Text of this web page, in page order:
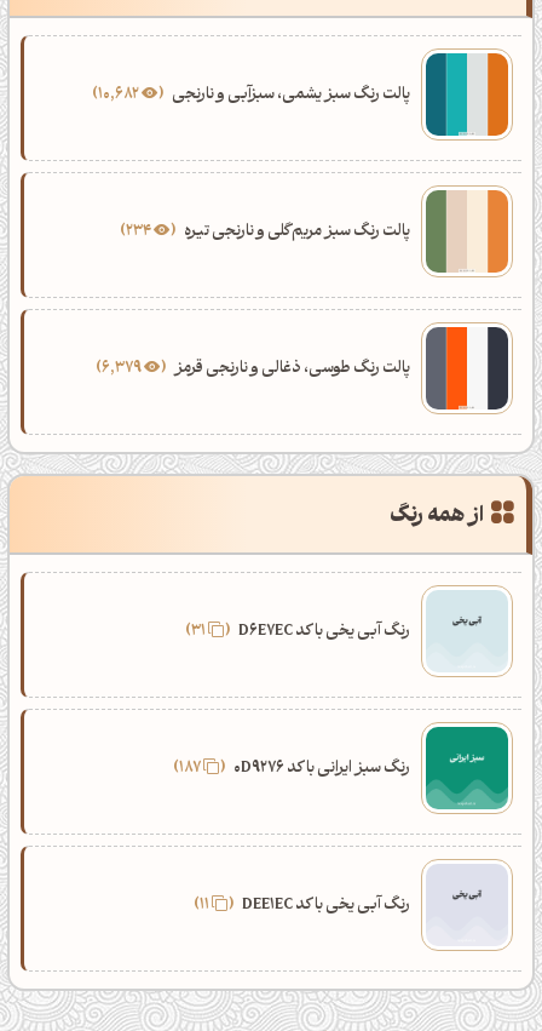
پالت رنگ سبز یشمی، سبزآبی و نارنجی 10,682
پالت رنگ سبز مریم‌گلی و نارنجی تیره 234
پالت رنگ طوسی، ذغالی و نارنجی قرمز 6,379
از همه رنگ
رنگ آبی یخی با کد D6E7EC
رنگ سبز ایرانی با کد 0D9276 187
رنگ آبی یخی با کد DEE1EC